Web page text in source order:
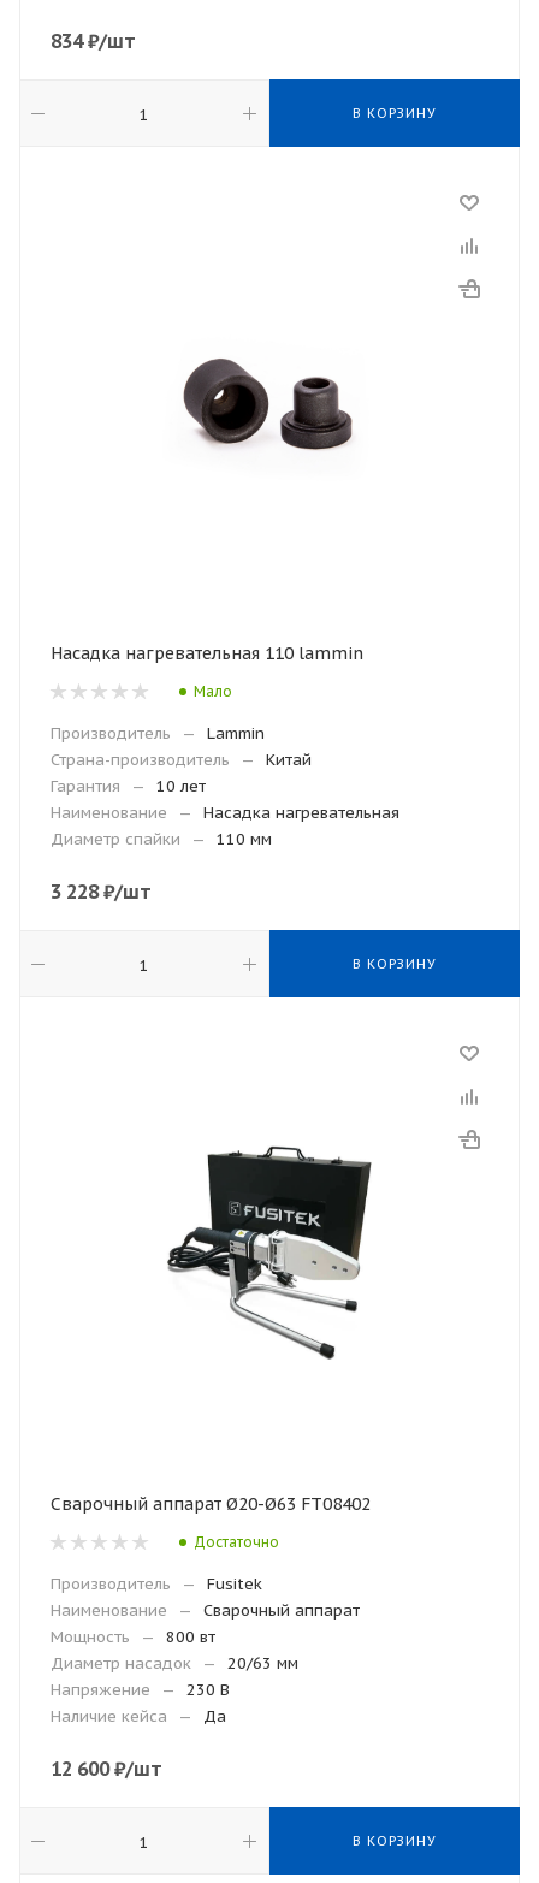
834₽/шт
В КОРЗИНУ
Насадка нагревательная 110 lammin
Мало
Производитель —
Lammin
Страна-производитель
—
Китай
Гарантия
—
10 лет
Наименование
—
Насадка нагревательная
Диаметр спайки
— 110 мм
3 228₽/шт
В КОРЗИНУ
Сварочный аппарат Ø20-Ø63 FT08402
Достаточно
Производитель —
Fusitek
Наименование
—
Сварочный аппарат
Мощность
—
800 вт
Диаметр насадок
—
20/63 мм
Напряжение
—
230 В
Наличие кейса
— Да
12 600₽/шт
В КОРЗИНУ